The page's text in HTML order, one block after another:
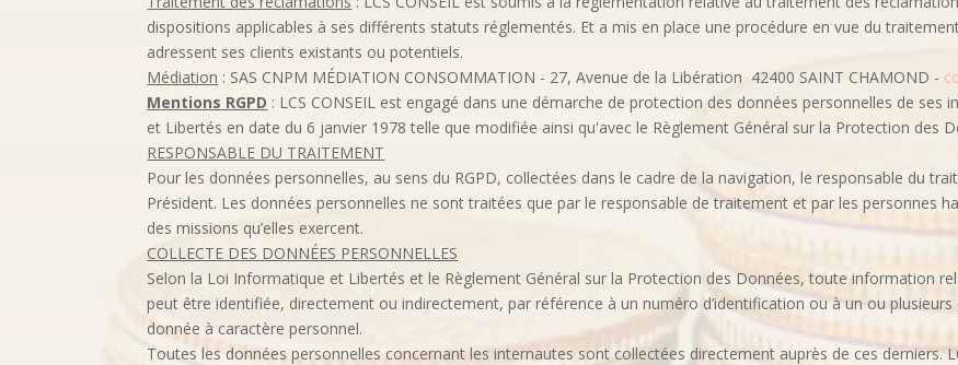
dispositions applicables à ses différents statuts réglementés. Et a mis en place une procédure en vue du
adressent ses clients existants ou potentiels.
Médiation : SAS CNPM MÉDIATION CONSOMMATION - 27, Avenue de la Libération 42400 SAINT CHAMOND -
Mentions RGPD : LCS CONSEIL est engagé dans une démarche de protection des données personnelles de
et Libertés en date du 6 janvier 1978 telle que modifiée ainsi qu'avec le Règlement Général sur la Protection des
RESPONSABLE DU TRAITEMENT
Pour les données personnelles, au sens du RGPD, collectées dans le cadre de la navigation, le responsable du
Président. Les données personnelles ne sont traitées que par le responsable de traitement et par les personnes
des missions qu’elles exercent.
COLLECTE DES DONNÉES PERSONNELLES
Selon la Loi Informatique et Libertés et le Règlement Général sur la Protection des Données, toute information
peut être identifiée, directement ou indirectement, par référence à un numéro d’identification ou à un ou
donnée à caractère personnel.
Toutes les données personnelles concernant les internautes sont collectées directement auprès de ces derniers.